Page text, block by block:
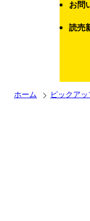
お問
読売
ホーム ピックアッ